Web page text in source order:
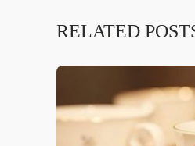
RELATED